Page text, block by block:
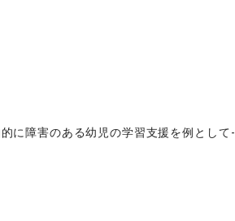
に障害のある幼児の学習支援を例として-